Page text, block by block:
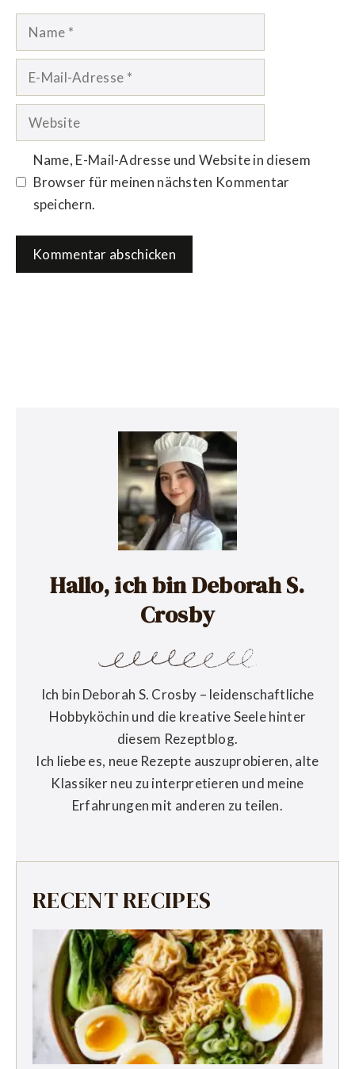
Name
Website
Name, E-Mail-Adresse und Website in diesem
Browser für meinen nächsten Kommentar
speichern.
Hallo, ich bin Deborah S.
Crosby
Ich bin Deborah S. Crosby – leidenschaftliche
Hobbyköchin und die kreative Seele hinter
diesem Rezeptblog.
Ich liebe es, neue Rezepte auszuprobieren, alte
Klassiker neu zu interpretieren und meine
Erfahrungen mit anderen zu teilen.
RECENT RECIPES